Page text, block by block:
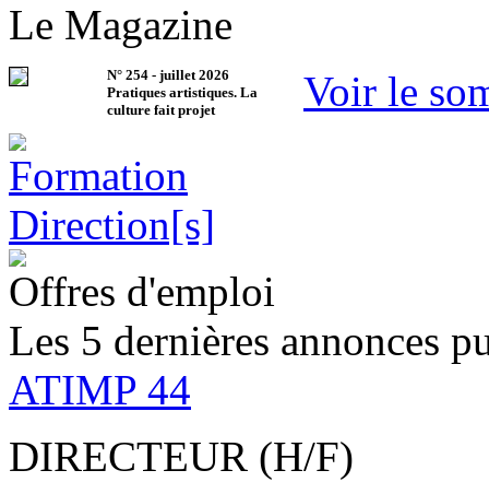
Le Magazine
N° 254 - juillet 2026
Pratiques artistiques. La
culture fait projet
Voir le
Offres d'emploi
Les 5 dernières annonces
ATIMP 44
DIRECTEUR (H/F)